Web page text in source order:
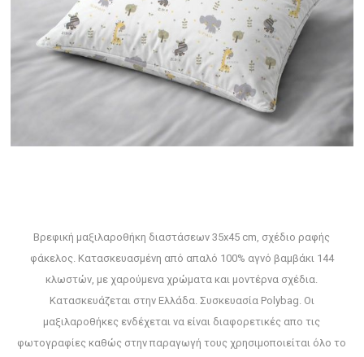
Βρεφική μαξιλαροθήκη διαστάσεων 35x45 cm, σχέδιο ραφής
φάκελος. Κατασκευασμένη από απαλό 100% αγνό βαμβάκι 144
κλωστών, με χαρούμενα χρώματα και μοντέρνα σχέδια.
Κατασκευάζεται στην Ελλάδα. Συσκευασία Polybag. Οι
μαξιλαροθήκες ενδέχεται να είναι διαφορετικές απο τις
φωτογραφίες καθώς στην παραγωγή τους χρησιμοποιείται όλο το